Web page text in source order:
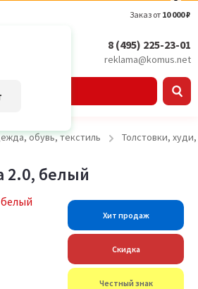
Заказ от 10 000 ₽
8 (495) 225-23-01
reklama@komus.net
обувь, текстиль Толстовки,
2.0, белый
Хит продаж
Скидка
Честный знак